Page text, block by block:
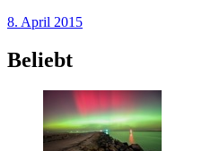
8. April 2015
Beliebt